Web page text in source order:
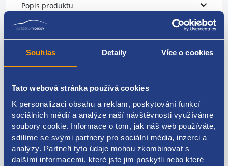
Souhlas Detaily Více o cookies
Tato webová stránka používá cookies
K personalizaci obsahu a reklam, poskytování funkcí
sociálních médií a analýze naší návštěvnosti využíváme
soubory cookie. Informace o tom, jak náš web používáte,
sdílíme se svými partnery pro sociální média, inzerci a
analýzy. Partneři tyto údaje mohou zkombinovat s
dalšími informacemi, které jste jim poskytli nebo které
Popis produktu
vstřikovací vysokotlaká lišta
RAIL
Kódy produktu
46817523 55210069 0445214044